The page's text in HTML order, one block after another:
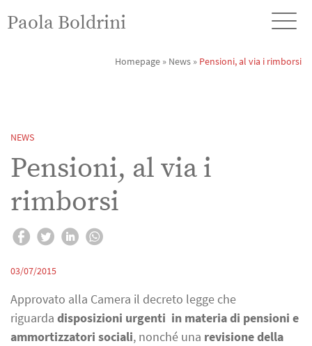
Paola Boldrini
Homepage » News » Pensioni, al via i rimborsi
NEWS
Pensioni, al via i
rimborsi
03/07/2015
Approvato alla Camera il decreto legge che
riguarda disposizioni urgenti in materia di pensioni e
ammortizzatori sociali, nonché una revisione della